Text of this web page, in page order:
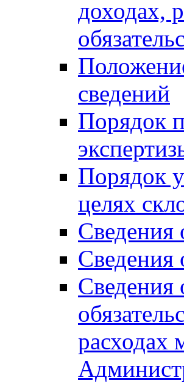
доходах,
сведений
Порядок
Порядок
целях
Сведения
Сведения
Сведения